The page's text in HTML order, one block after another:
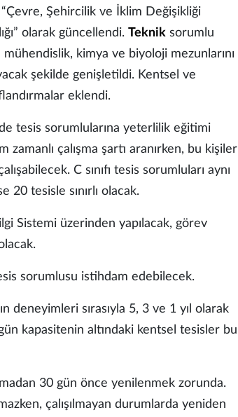
“Çevre, Şehircilik ve İklim Değişikliği
olarak güncellendi.
Teknik sorumlu
mühendislik, kimya ve biyoloji mezunlarını
şekilde genişletildi. Kentsel ve
eklendi.
tesis sorumlularına yeterlilik eğitimi
zamanlı çalışma şartı aranırken, bu kişiler
C sınıfı tesis sorumluları aynı
20 tesisle sınırlı olacak.
Sistemi üzerinden yapılacak, görev
sorumlusu istihdam edebilecek.
deneyimleri sırasıyla 5, 3 ve 1 yıl olarak
kapasitenin altındaki kentsel tesisler bu
30 gün önce yenilenmek zorunda.
çalışılmayan durumlarda yeniden